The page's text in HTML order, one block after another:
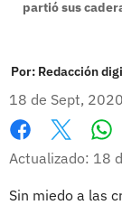
partió sus
Por: Redacción
18 de Sept, 2020
Facebook
X
Actualizado: 18
Sin miedo a las